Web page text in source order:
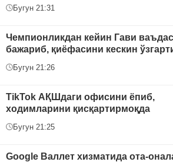
Бугун 21:31
Чемпионликдан кейин Гави
бажариб, қиёфасини кескин
Бугун 21:26
TikTok АҚШдаги офисини ёпиб,
ходимларини қисқартирмоқда
Бугун 21:25
Google Валлет хизматида ота-